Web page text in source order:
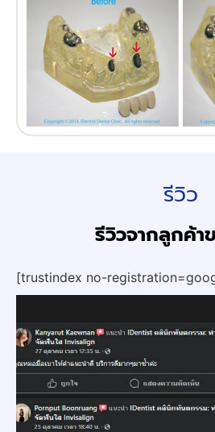
รีวิว
รีวิวจากลูกค้า
[trustindex no-